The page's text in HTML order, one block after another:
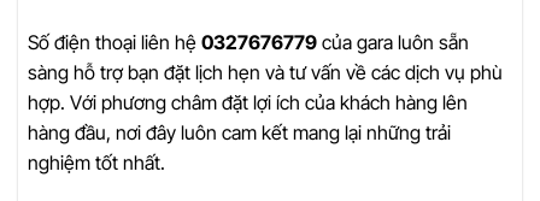
Số điện thoại liên hệ 0327676779 của gara luôn sẵn
sàng hỗ trợ bạn đặt lịch hẹn và tư vấn về các dịch vụ phù
hợp. Với phương châm đặt lợi ích của khách hàng lên
hàng đầu, nơi đây luôn cam kết mang lại những trải
nghiệm tốt nhất.